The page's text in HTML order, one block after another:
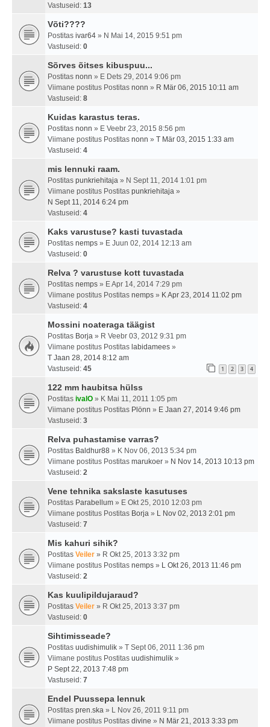
Vastuseid: 13
Võti????
Postitas ivar64 » N Mai 14, 2015 9:51 pm
Vastuseid: 0
Sõrves õitses kibuspuu...
Postitas nonn » E Dets 29, 2014 9:06 pm
Viimane postitus Postitas nonn » R Mär 06, 2015 10:11 am
Vastuseid: 8
Kuidas karastus teras.
Postitas nonn » E Veebr 23, 2015 8:56 pm
Viimane postitus Postitas nonn » T Mär 03, 2015 1:33 am
Vastuseid: 4
mis lennuki raam.
Postitas punkriehitaja » N Sept 11, 2014 1:01 pm
Viimane postitus Postitas punkriehitaja »
N Sept 11, 2014 6:24 pm
Vastuseid: 4
Kaks varustuse? kasti tuvastada
Postitas nemps » E Juun 02, 2014 12:13 am
Vastuseid: 0
Relva ? varustuse kott tuvastada
Postitas nemps » E Apr 14, 2014 7:29 pm
Viimane postitus Postitas nemps » K Apr 23, 2014 11:02 pm
Vastuseid: 4
Mossini noateraga täägist
Postitas Borja » R Veebr 03, 2012 9:31 pm
Viimane postitus Postitas labidamees »
T Jaan 28, 2014 8:12 am
Vastuseid: 45 1 2 3 4
122 mm haubitsa hülss
Postitas ivalO » K Mai 11, 2011 1:05 pm
Viimane postitus Postitas Plönn » E Jaan 27, 2014 9:46 pm
Vastuseid: 3
Relva puhastamise varras?
Postitas Baldhur88 » K Nov 06, 2013 5:34 pm
Viimane postitus Postitas marukoer » N Nov 14, 2013 10:13 pm
Vastuseid: 2
Vene tehnika sakslaste kasutuses
Postitas Parabellum » E Okt 25, 2010 12:03 pm
Viimane postitus Postitas Borja » L Nov 02, 2013 2:01 pm
Vastuseid: 7
Mis kahuri sihik?
Postitas Veiler » R Okt 25, 2013 3:32 pm
Viimane postitus Postitas nemps » L Okt 26, 2013 11:46 pm
Vastuseid: 2
Kas kuulipildujaraud?
Postitas Veiler » R Okt 25, 2013 3:37 pm
Vastuseid: 0
Sihtimisseade?
Postitas uudishimulik » T Sept 06, 2011 1:36 pm
Viimane postitus Postitas uudishimulik »
P Sept 22, 2013 7:48 pm
Vastuseid: 7
Endel Puussepa lennuk
Postitas pren.ska » L Nov 26, 2011 9:11 pm
Viimane postitus Postitas divine » N Mär 21, 2013 3:33 pm